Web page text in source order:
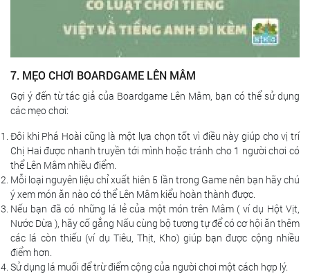
7. MẸO CHƠI BOARDGAME LÊN MÂM
Gợi ý đến từ tác giả của Boardgame Lên Mâm, bạn có thể sử dụng
các mẹo chơi:
Đôi khi Phá Hoài cũng là một lựa chọn tốt vì điều này giúp cho vị trí
Chị Hai được nhanh truyền tới mình hoặc tránh cho 1 người chơi có
thể Lên Mâm nhiều điểm.
Mỗi loại nguyên liệu chỉ xuất hiên 5 lần trong Game nên bạn hãy chú
ý xem món ăn nào có thể Lên Mâm kiểu hoàn thành được.
Nếu bạn đã có những lá lẻ của một món trên Mâm ( ví dụ Hột Vịt,
Nước Dừa ), hãy cố gắng Nấu cùng bộ tương tự để có cơ hội ăn thêm
các lá còn thiếu (ví dụ Tiêu, Thịt, Kho) giúp bạn được cộng nhiều
điểm hơn.
Sử dụng lá muối để trừ điểm cộng của người chơi một cách hợp lý.